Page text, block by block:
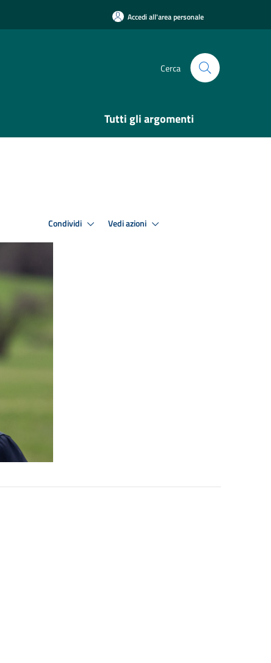
Accedi all'area personale
Cerca
Tutti gli argomenti
Condividi Vedi azioni